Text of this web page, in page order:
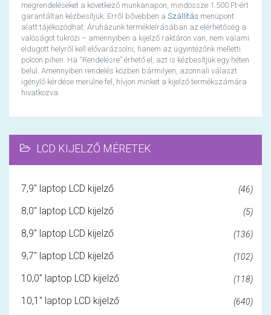
megrendeléseket a következő munkanapon, mindössze 1.500 Ft-ért
garantáltan kézbesítjük. Erről bővebben a Szállítás menüpont
alatt tájékozódhat. Áruházunk termékleírásában az elérhetőség a
valóságot tükrözi – amennyiben a kijelző raktáron van, nem valami
eldugott helyről kell elővarázsolni, hanem az ügyintézőnk melletti
polcon pihen. Ha “Rendelésre” érhető el, azt is kézbesítjük egy héten
belül. Amennyiben rendelés közben bármilyen, azonnali választ
igénylő kérdése merülne fel, hívjon minket a kijelző termékszámára
hivatkozva.
LCD KIJELZŐ MÉRETEK
7,9" laptop LCD kijelző (46)
8,0" laptop LCD kijelző (5)
8,9" laptop LCD kijelző (136)
9,7" laptop LCD kijelző (102)
10,0" laptop LCD kijelző (118)
10,1" laptop LCD kijelző (640)